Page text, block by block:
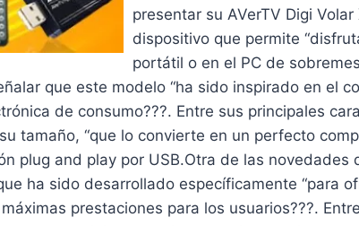
presentar su AVerTV Digi Volar
dispositivo que permite
portátil o en el PC de
que este modelo “ha sido inspirado en el
de consumo???. Entre sus principales
tamaño, “que lo convierte en un perfecto
plug and play por USB.Otra de las novedades
ha sido desarrollado específicamente “para
prestaciones para los usuarios???.